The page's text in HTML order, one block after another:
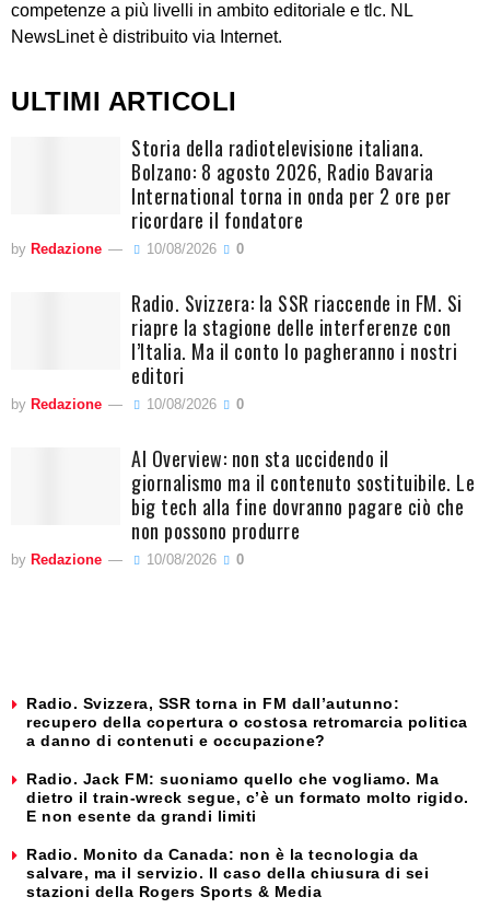
competenze a più livelli in ambito editoriale e tlc. NL
NewsLinet è distribuito via Internet.
ULTIMI ARTICOLI
Storia della radiotelevisione italiana.
Bolzano: 8 agosto 2026, Radio Bavaria
International torna in onda per 2 ore per
ricordare il fondatore
by Redazione 10/08/2026 0
Radio. Svizzera: la SSR riaccende in FM. Si
riapre la stagione delle interferenze con
l’Italia. Ma il conto lo pagheranno i nostri
editori
by Redazione 10/08/2026 0
AI Overview: non sta uccidendo il
giornalismo ma il contenuto sostituibile. Le
big tech alla fine dovranno pagare ciò che
non possono produrre
by Redazione 10/08/2026 0
Radio. Svizzera, SSR torna in FM dall’autunno:
recupero della copertura o costosa retromarcia politica
a danno di contenuti e occupazione?
Radio. Jack FM: suoniamo quello che vogliamo. Ma
dietro il train-wreck segue, c’è un formato molto rigido.
E non esente da grandi limiti
Radio. Monito da Canada: non è la tecnologia da
salvare, ma il servizio. Il caso della chiusura di sei
stazioni della Rogers Sports & Media